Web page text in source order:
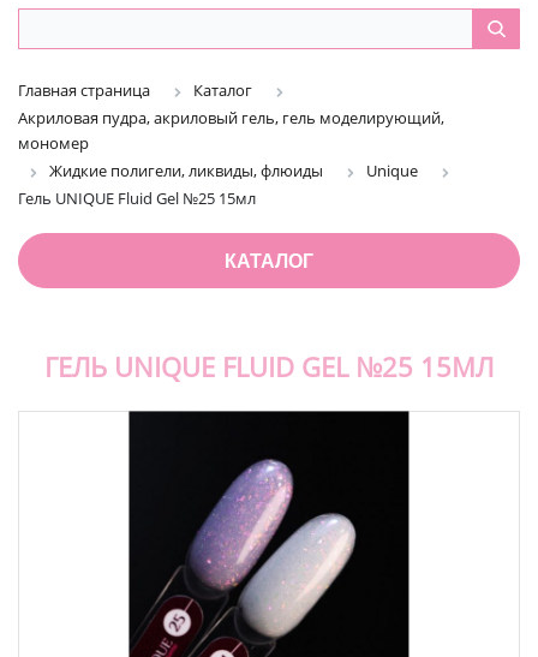
Главная страница
Каталог
Акриловая пудра, акриловый гель, гель моделирующий,
мономер
Жидкие полигели, ликвиды, флюиды
Unique
Гель UNIQUE Fluid Gel №25 15мл
КАТАЛОГ
ГЕЛЬ UNIQUE FLUID GEL №25 15МЛ